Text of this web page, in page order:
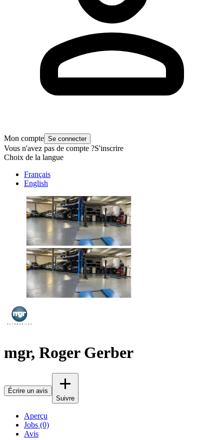
Mon compte Se connecter
Vous n'avez pas de compte ?S'inscrire
Choix de la langue
Français
English
mgr, Roger Gerber
Écrire un avis
Suivre
Aperçu
Jobs (0)
Avis